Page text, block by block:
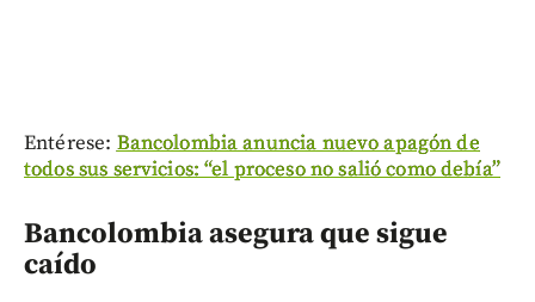
Entérese: Bancolombia anuncia nuevo apagón de
todos sus servicios: “el proceso no salió como debía”
Bancolombia asegura que sigue
caído